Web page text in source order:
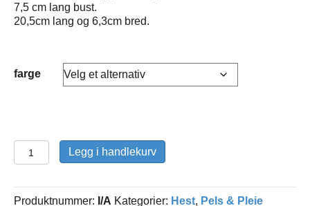
7,5 cm lang bust.
20,5cm lang og 6,3cm bred.
farge
Børste
Softtouch
Lang
Bust
Legg i handlekurv
Produktnummer: I/A Kategorier: Hest, Pels & Pleie